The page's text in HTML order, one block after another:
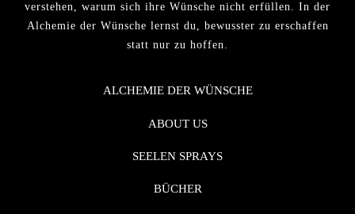
verstehen, warum sich ihre Wünsche nicht erfüllen. In der
Alchemie der Wünsche lernst du, bewusster zu erschaffen
statt nur zu hoffen.
ALCHEMIE DER WÜNSCHE
ABOUT US
SEELEN SPRAYS
BÜCHER